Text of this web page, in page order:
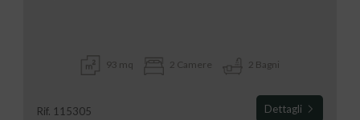
93 mq 2 Camere 2 Bagni
Rif. 115305 Dettagli